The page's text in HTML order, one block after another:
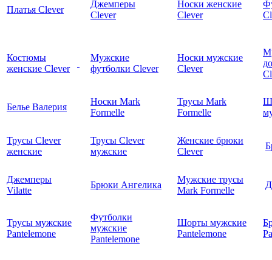
Платья Clever
Джемперы
Clever
Носки женские
Clever
Костюмы
женские Clever
Мужские
футболки Clever
Носки мужские
Clever
Белье Валерия
Носки Mark
Formelle
Трусы Mark
Formelle
Трусы Clever
женские
Трусы Clever
мужские
Женские брюки
Clever
Джемперы
Vilatte
Брюки Ангелика
Мужские трусы
Mark Formelle
Трусы мужские
Pantelemone
Футболки
мужские
Pantelemone
Шорты мужские
Pantelemone